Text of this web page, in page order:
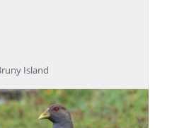
Island